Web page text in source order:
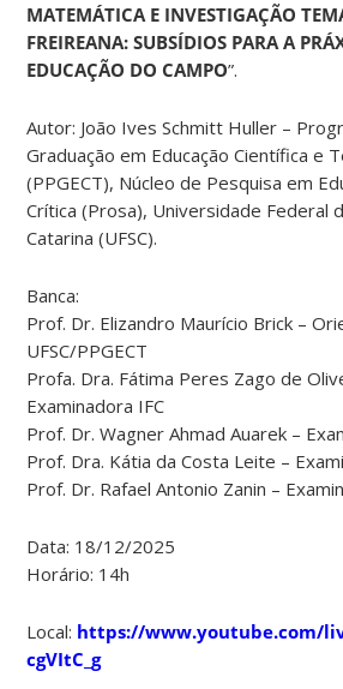
MATEMÁTICA E INVESTIGAÇÃO
FREIREANA: SUBSÍDIOS PARA A
EDUCAÇÃO DO CAMPO”.
Autor: João Ives Schmitt Huller –
Graduação em Educação Científica e
(PPGECT), Núcleo de Pesquisa em
Crítica (Prosa), Universidade Federal
Catarina (UFSC).
Banca:
Prof. Dr. Elizandro Maurício Brick –
UFSC/PPGECT
Profa. Dra. Fátima Peres Zago de
Examinadora IFC
Prof. Dr. Wagner Ahmad Auarek –
Prof. Dra. Kátia da Costa Leite –
Prof. Dr. Rafael Antonio Zanin –
Data: 18/12/2025
Horário: 14h
Local: https://www.youtube.com/
cgVItC_g